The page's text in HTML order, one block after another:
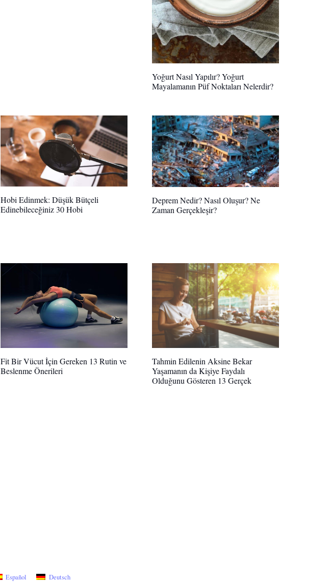
Yoğurt Nasıl Yapılır? Yoğurt
Mayalamanın Püf Noktaları Nelerdir?
Hobi Edinmek: Düşük Bütçeli
Edinebileceğiniz 30 Hobi
Deprem Nedir? Nasıl Oluşur? Ne
Zaman Gerçekleşir?
Fit Bir Vücut İçin Gereken 13 Rutin ve
Beslenme Önerileri
Tahmin Edilenin Aksine Bekar
Yaşamanın da Kişiye Faydalı
Olduğunu Gösteren 13 Gerçek
Español Deutsch